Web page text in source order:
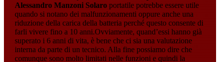
Alessandro Manzoni Solaroportatile potrebbe essere utile
quando si notano dei malfunzionamenti oppure anche una
riduzione della carica della batteria perché questo consente di
farli vivere fino a 10 anni.Ovviamente, quand’essi hanno già
superato i 6 anni di vita, è bene che ci sia una valutazione
interna da parte di un tecnico. Alla fine possiamo dire che
comunque sono molto limitati nelle funzioni e quindi la